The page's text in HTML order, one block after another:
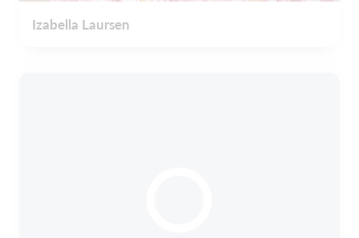
Izabella Laursen